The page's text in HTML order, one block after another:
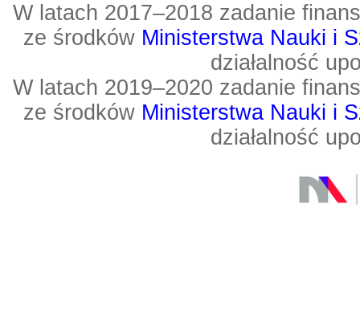
W latach 2017–2018 zadanie
ze środków Ministerstwa Nauki i
działalność
W latach 2019–2020 zadanie
ze środków Ministerstwa Nauki i
działalność